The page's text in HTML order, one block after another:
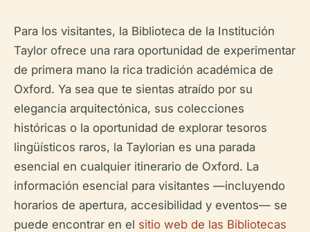
Para los visitantes, la Biblioteca de la Institución
Taylor ofrece una rara oportunidad de experimentar
de primera mano la rica tradición académica de
Oxford. Ya sea que te sientas atraído por su
elegancia arquitectónica, sus colecciones
históricas o la oportunidad de explorar tesoros
lingüísticos raros, la Taylorian es una parada
esencial en cualquier itinerario de Oxford. La
información esencial para visitantes —incluyendo
horarios de apertura, accesibilidad y eventos— se
puede encontrar en el sitio web de las Bibliotecas